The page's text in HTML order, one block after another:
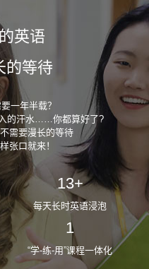
英语
的等待
一年半载？
的汗水……你都算好了?
需要漫长的等待
张口就来！
13+
每天长时英语浸泡
1
“学-练-用”课程一体化